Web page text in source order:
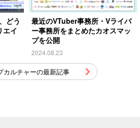
どう
イ
最近のVTuber事務所・Vライバ
ー事務所をまとめたカオスマッ
プを公開
2024.08.23
カルチャーの最新記事